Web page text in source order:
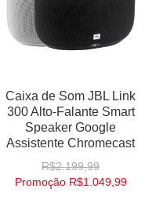
Caixa de Som JBL Link
300 Alto-Falante Smart
Speaker Google
Assistente Chromecast
R$2.199,99
Promoção R$1.049,99